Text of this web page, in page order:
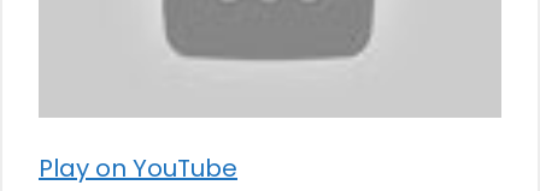
Play on YouTube